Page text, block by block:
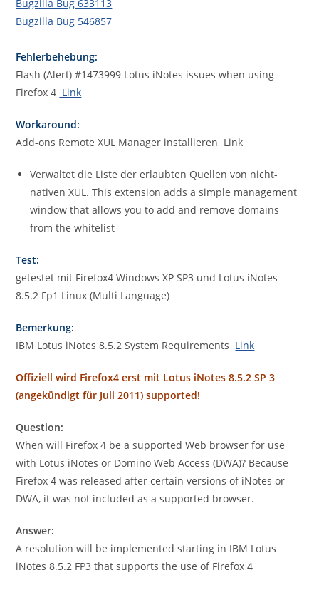
Bugzilla Bug 633113
Bugzilla Bug 546857
Fehlerbehebung:
Flash (Alert) #1473999 Lotus iNotes issues when using
Firefox 4 Link
Workaround:
Add-ons Remote XUL Manager installieren Link
Verwaltet die Liste der erlaubten Quellen von nicht-
nativen XUL. This extension adds a simple management
window that allows you to add and remove domains
from the whitelist
Test:
getestet mit Firefox4 Windows XP SP3 und Lotus iNotes
8.5.2 Fp1 Linux (Multi Language)
Bemerkung:
IBM Lotus iNotes 8.5.2 System Requirements Link
Offiziell wird Firefox4 erst mit Lotus iNotes 8.5.2 SP 3
(angekündigt für Juli 2011) supported!
Question:
When will Firefox 4 be a supported Web browser for use
with Lotus iNotes or Domino Web Access (DWA)? Because
Firefox 4 was released after certain versions of iNotes or
DWA, it was not included as a supported browser.
Answer:
A resolution will be implemented starting in IBM Lotus
iNotes 8.5.2 FP3 that supports the use of Firefox 4